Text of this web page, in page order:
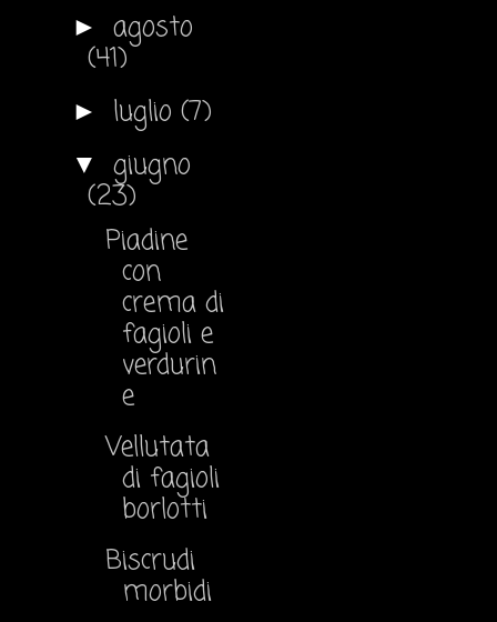
► agosto
(41)
► luglio (7)
▼ giugno
(23)
Piadine
con
crema di
fagioli e
verdurin
e
Vellutata
di fagioli
borlotti
Biscrudi
morbidi